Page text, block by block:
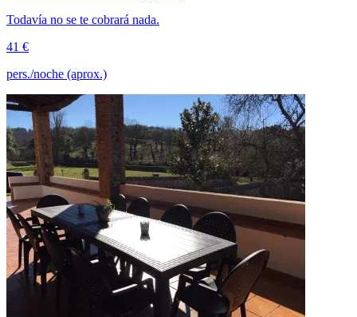
Todavía no se te cobrará nada.
41 €
pers./noche (aprox.)